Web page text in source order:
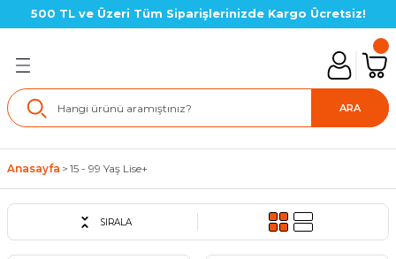
500 TL ve Üzeri Tüm Siparişlerinizde Kargo Ücretsiz!
Geri Dön
SETLERİ
Setler
ARA
Anasayfa 15 - 99 Yaş Lise+
SIRALA